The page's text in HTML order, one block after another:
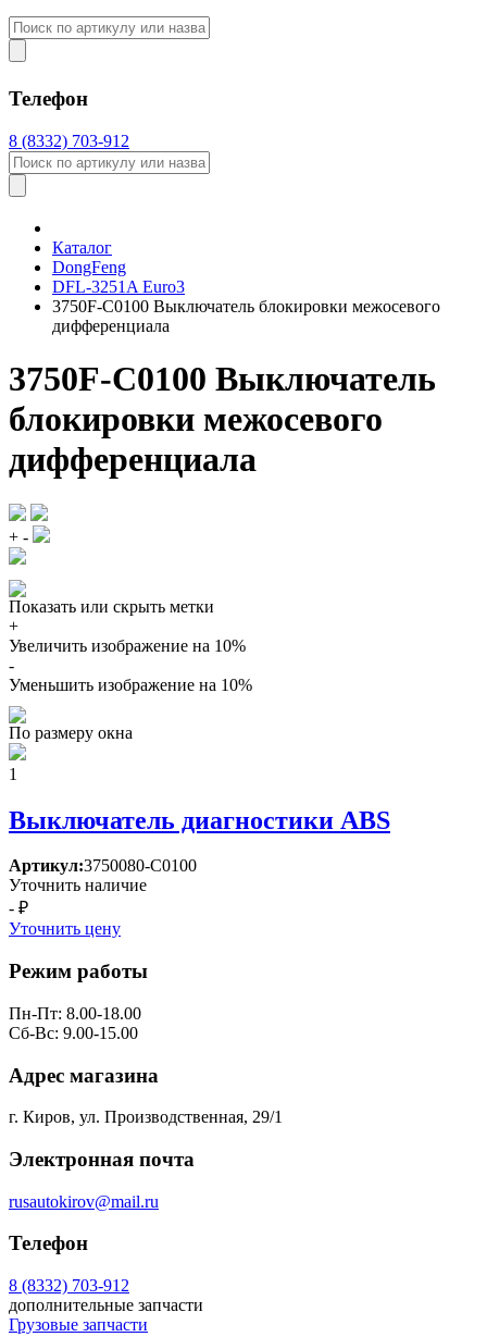
Телефон
8 (8332) 703-912
Каталог
DongFeng
DFL-3251A Euro3
3750F-C0100 Выключатель блокировки межосевого
дифференциала
3750F-C0100 Выключатель
блокировки межосевого
дифференциала
+ -
Показать или скрыть метки
+
Увеличить изображение на 10%
-
Уменьшить изображение на 10%
По размеру окна
1
Выключатель диагностики ABS
Артикул:3750080-C0100
Уточнить наличие
- ₽
Уточнить цену
Режим работы
Пн-Пт: 8.00-18.00
Сб-Вс: 9.00-15.00
Адрес магазина
г. Киров, ул. Производственная, 29/1
Электронная почта
rusautokirov@mail.ru
Телефон
8 (8332) 703-912
дополнительные запчасти
Грузовые запчасти